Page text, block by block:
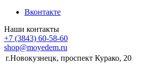
Вконтакте
Наши контакты
+7 (3843) 60-58-60
shop@moyedem.ru
г.Новокузнецк, проспект Курако, 20